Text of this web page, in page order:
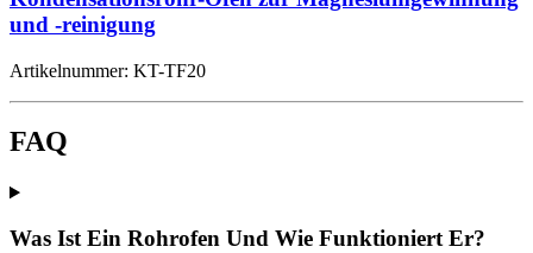
und -reinigung
Artikelnummer: KT-TF20
FAQ
Was Ist Ein Rohrofen Und Wie Funktioniert Er?